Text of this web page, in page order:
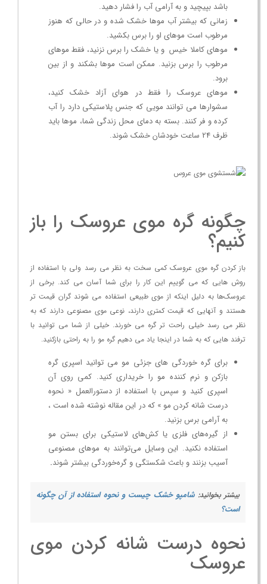
باشد بپیچید و به آرامی آب را فشار دهید.
زمانی که بیشتر آب موها خشک شده و در حالی که هنوز
مرطوب است موهای او را برس بکشید.
موهای کاملا خیس و یا خشک را برس نزنید، فقط موهای
مرطوب را برس بزنید. ممکن است موها بشکند و از بین
برود.
موهای عروسک را فقط در هوای آزاد خشک کنید،
سشوارها می توانند مویی که جنس پلاستیکی دارد را آب
کرده و فر کنند. بسته به دمای محل زندگی شما، موها باید
ظرف 24 ساعت خودشان خشک شوند.
چگونه گره موی عروسک را باز
کنیم؟
باز کردن گره موی عروسک کمی سخت به نظر می رسد ولی با استفاده از
روش هایی که می گوییم این کار را برای شما آسان می کند. برخی از
عروسک‌ها به دلیل اینکه از موی طبیعی استفاده می شوند گران قیمت تر
هستند و آنهایی که قیمت کمتری دارند، نوعی موی مصنوعی دارند که به
نظر می رسد خیلی راحت تر گره می خورند. خیلی از شما می توانید با
ترفند هایی که به شما در اینجا یاد می دهیم گره مو را به راحتی بازکنید.
برای گره خوردگی های جزئی مو می توانید اسپری گره
بازکن و نرم کننده مو را خریداری کنید. کمی روی آن
اسپری کنید و سپس با استفاده از دستورالعمل « نحوه
درست شانه کردن مو » که در این مقاله نوشته شده است ،
به آرامی برس بزنید.
از گیره‌های فلزی یا کش‌های لاستیکی برای بستن مو
استفاده نکنید. این وسایل می‌توانند به موهای مصنوعی
آسیب بزنند و باعث شکستگی و گره‌خوردگی بیشتر شوند.
بیشتر بخوانید:شامپو خشک چیست و نحوه استفاده از آن چگونه
است؟
نحوه درست شانه کردن موی
عروسک